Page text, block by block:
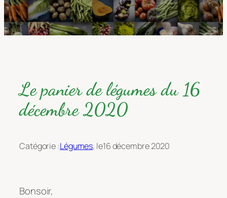
Le panier de légumes du 16
décembre 2020
Catégorie :Légumes, le16 décembre 2020
Bonsoir,